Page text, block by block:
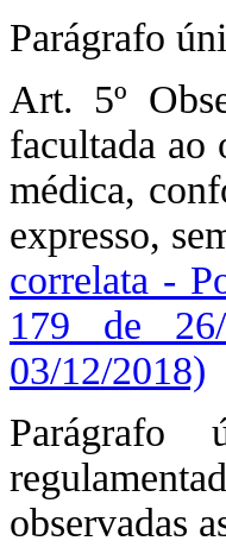
Parágrafo
Art. 5º
facultada ao
médica,
expresso,
correlata -
179 de 26/
03/12/2018)
Parágrafo
observadas